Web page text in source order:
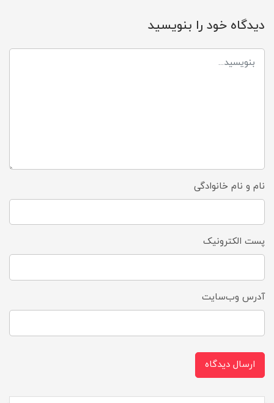
دیدگاه خود را بنویسید
نام و نام خانوادگی
پست الکترونیک
آدرس وب‌سایت
ارسال دیدگاه